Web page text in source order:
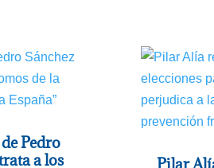
Pedro
a los